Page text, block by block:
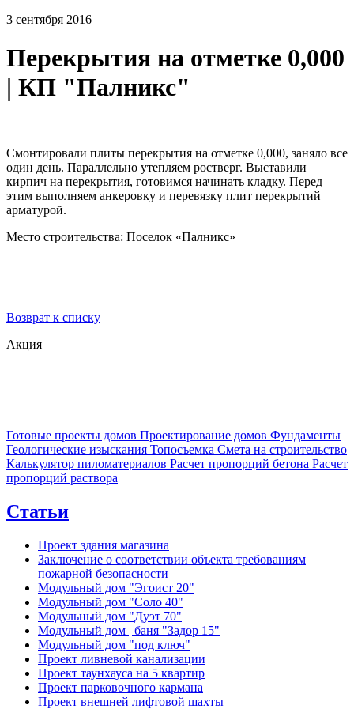
3 сентября 2016
Перекрытия на отметке 0,000
| КП "Палникс"
Смонтировали плиты перекрытия на отметке 0,000, заняло все
один день. Параллельно утепляем ростверг. Выставили
кирпич на перекрытия, готовимся начинать кладку. Перед
этим выполняем анкеровку и перевязку плит перекрытий
арматурой.
Место строительства: Поселок «Палникс»
Возврат к списку
Акция
Готовые проекты домов Проектирование домов Фундаменты
Геологические изыскания Топосъемка Смета на строительство
Калькулятор пиломатериалов Расчет пропорций бетона Расчет
пропорций раствора
Статьи
Проект здания магазина
Заключение о соответствии объекта требованиям
пожарной безопасности
Модульный дом "Эгоист 20"
Модульный дом "Соло 40"
Модульный дом "Дуэт 70"
Модульный дом | баня "Задор 15"
Модульный дом "под ключ"
Проект ливневой канализации
Проект таунхауса на 5 квартир
Проект парковочного кармана
Проект внешней лифтовой шахты